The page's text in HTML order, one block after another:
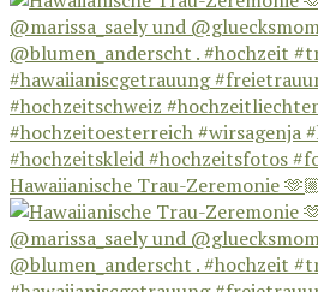
Hawaiianische Trau-Zeremonie